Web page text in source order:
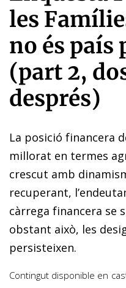
les
no és país
(part 2,
després)
La posició financera
millorat en termes
crescut amb
recuperant,
càrrega financera se
obstant això, les
persisteixen.
Contingut disponible en